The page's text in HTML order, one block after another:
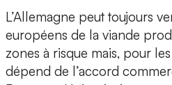
L’Allemagne peut toujours
européens de la viande
zones à risque mais, pour
dépend de l’accord